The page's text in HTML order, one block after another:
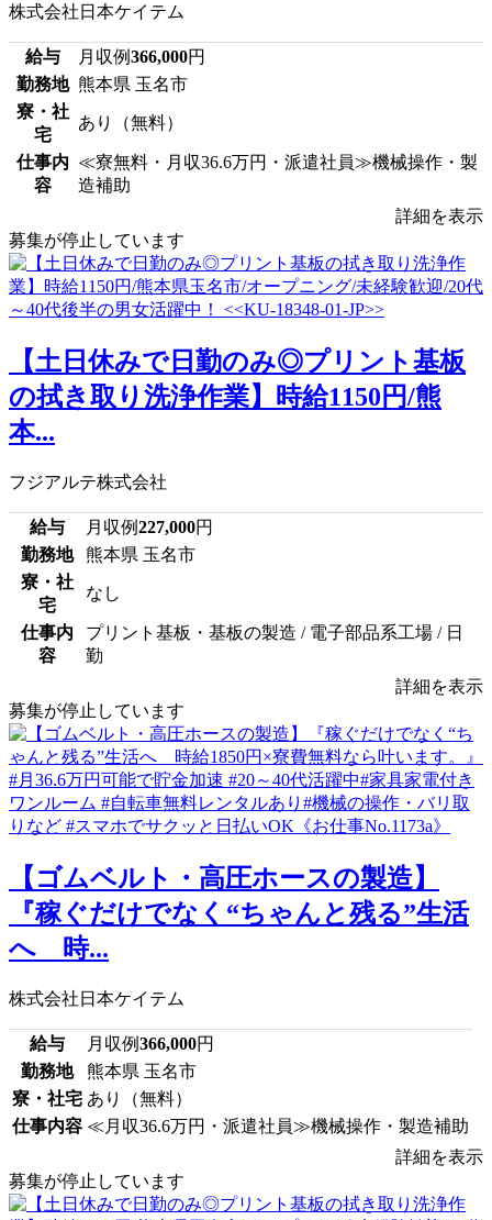
株式会社日本ケイテム
給与 月収例366,000円
勤務地 熊本県 玉名市
寮・社
宅
あり（無料）
仕事内
容
≪寮無料・月収36.6万円・派遣社員≫機械操作・製
造補助
詳細を表示
募集が停止しています
【土日休みで日勤のみ◎プリント基板
の拭き取り洗浄作業】時給1150円/熊
本...
フジアルテ株式会社
給与 月収例227,000円
勤務地
熊本県 玉名市
寮・社
宅
なし
仕事内
容
プリント基板・基板の製造 / 電子部品系工場 / 日
勤
詳細を表示
募集が停止しています
【ゴムベルト・高圧ホースの製造】
『稼ぐだけでなく“ちゃんと残る”生活
へ 時...
株式会社日本ケイテム
給与 月収例366,000円
勤務地
熊本県 玉名市
寮・社宅 あり（無料）
仕事内容 ≪月収36.6万円・派遣社員≫機械操作・製造補助
詳細を表示
募集が停止しています